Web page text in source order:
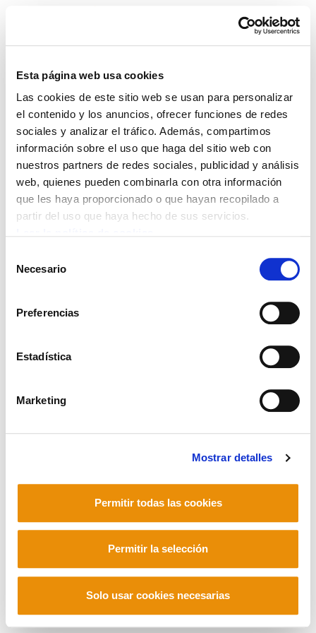
Esta página web usa cookies
Las cookies de este sitio web se usan para personalizar
el contenido y los anuncios, ofrecer funciones de redes
sociales y analizar el tráfico. Además, compartimos
información sobre el uso que haga del sitio web con
nuestros partners de redes sociales, publicidad y análisis
web, quienes pueden combinarla con otra información
que les haya proporcionado o que hayan recopilado a
partir del uso que haya hecho de sus servicios.
Necesario
Preferencias
Estadística
Marketing
Mostrar detalles
Permitir todas las cookies
Permitir la selección
Solo usar cookies necesarias
dokumentazio-zentrua
POLÍTICA DE COOKIES
CANAL DE INFORMACIÓN
POLÍTICA DE PRIVACIDAD
MAPA DEL SITIO
ACCESIBILIDAD
Telf. +34 94 403 77 99
Contacto